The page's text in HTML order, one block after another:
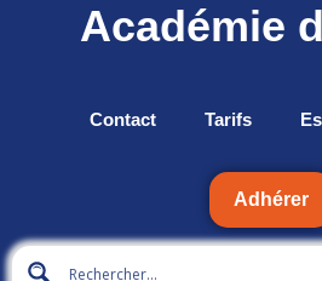
Académie
Contact Tarifs
Adhérer